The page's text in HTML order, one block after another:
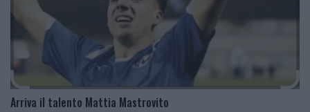
Arriva il talento Mattia Mastrovito